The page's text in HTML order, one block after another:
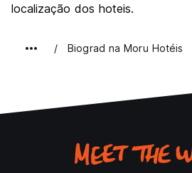
localização dos hoteis.
Biograd na Moru Hotéis